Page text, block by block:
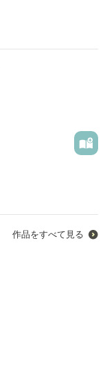
作品をすべて見る